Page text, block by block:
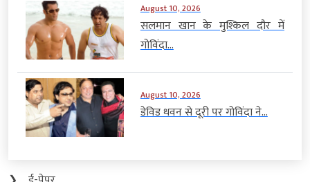
August 10, 2026
सलमान खान के मुश्किल दौर में
गोविंदा...
August 10, 2026
डेविड धवन से दूरी पर गोविंदा ने...